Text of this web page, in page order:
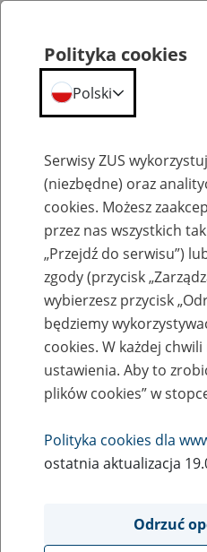
Szkolenia
Zaproś ZUS do
eZUS w siedzibie
Rodzaj wydarzenia
Szkolenia
Obszar merytoryczny
obsługa klientów
Polityka cookies
Polski
Serwisy ZUS
(niezbędne) oraz
cookies. Możesz
przez nas wszystkich
„Przejdź do serwisu”)
zgody (przycisk
wybierzesz przycisk
będziemy
cookies. W każdej
ustawienia. Aby to
plików cookies” w
Polityka cookies dla
ostatnia aktualizacja
Odrzuć